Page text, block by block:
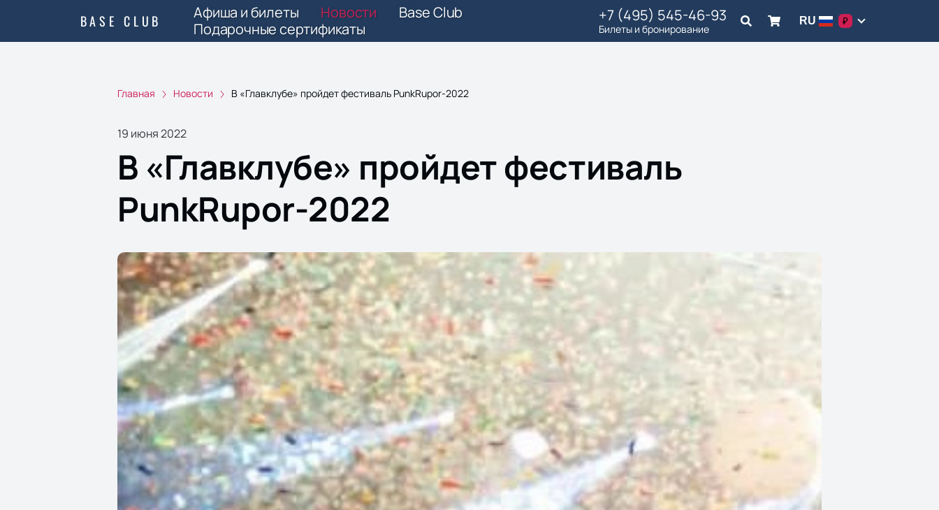
BASE CLUB Афиша и билеты Новости
Base Club
Подарочные сертификаты
+7 (495) 545-46-93
Билеты и бронирование
RU ₽
Главная Новости В «Главклубе» пройдет фестиваль PunkRupor-2022
19 июня 2022
В «Главклубе» пройдет фестиваль
PunkRupor-2022